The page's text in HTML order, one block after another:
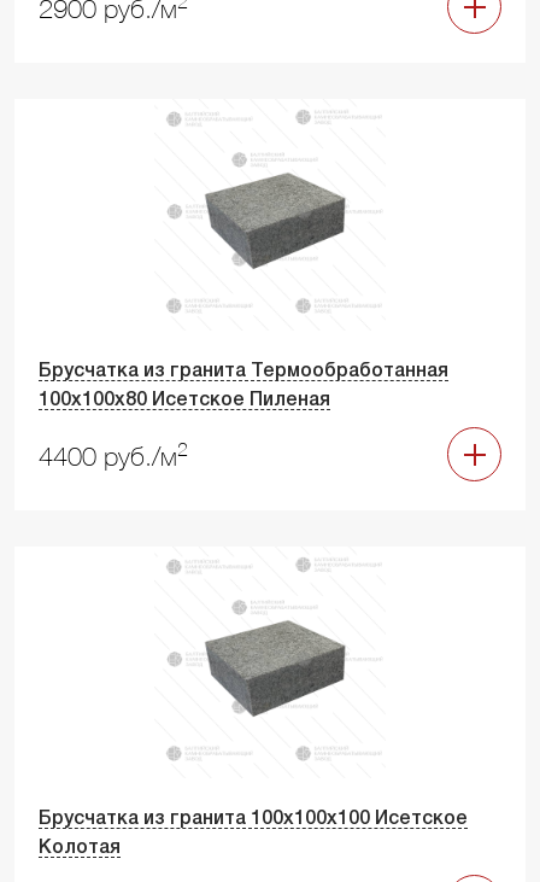
2900 руб./м
Брусчатка из гранита Термообработанная
100х100х80 Исетское Пиленая
4400 руб./м2
Брусчатка из гранита 100х100х100 Исетское
Колотая